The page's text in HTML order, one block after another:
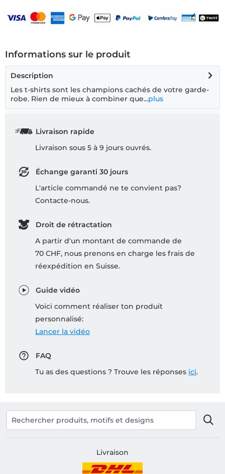
Informations sur le produit
Description
Les t-shirts sont les champions cachés de votre garde-
robe. Rien de mieux à combiner que...plus
Livraison rapide
Livraison sous 5 à 9 jours ouvrés.
Échange garanti 30 jours
L'article commandé ne te convient pas?
Contacte-nous.
Droit de rétractation
A partir d'un montant de commande de
70 CHF, nous prenons en charge les frais de
réexpédition en Suisse.
Guide vidéo
Voici comment réaliser ton produit
personnalisé:
Lancer la vidéo
FAQ
Tu as des questions ? Trouve les réponses ici.
Livraison